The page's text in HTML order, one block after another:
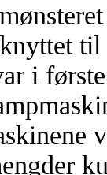
i